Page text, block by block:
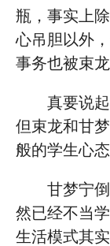
瓶，事实上
心吊胆以外
事务也被束
真要说
但束龙和甘
般的学生心态
甘梦宁
然已经不当
生活模式其